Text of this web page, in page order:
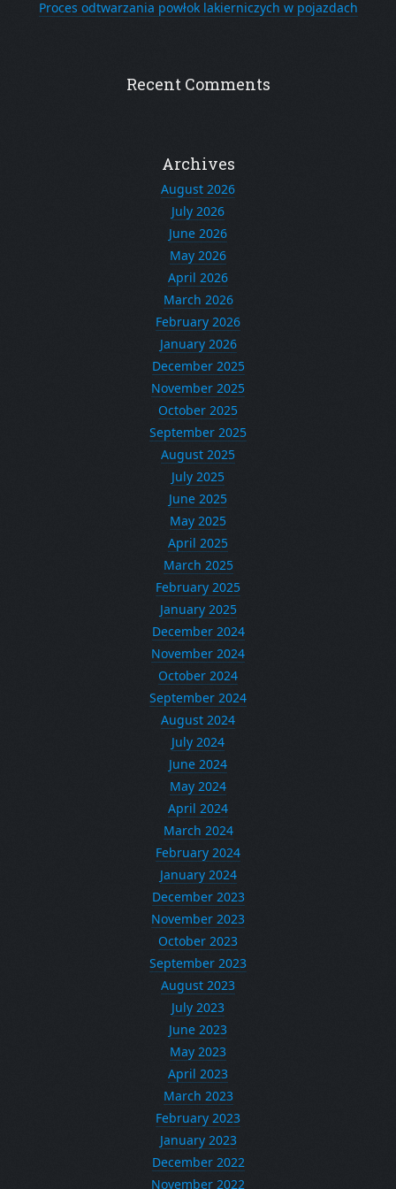
Proces odtwarzania powłok lakierniczych w pojazdach
Recent Comments
Archives
August 2026
July 2026
June 2026
May 2026
April 2026
March 2026
February 2026
January 2026
December 2025
November 2025
October 2025
September 2025
August 2025
July 2025
June 2025
May 2025
April 2025
March 2025
February 2025
January 2025
December 2024
November 2024
October 2024
September 2024
August 2024
July 2024
June 2024
May 2024
April 2024
March 2024
February 2024
January 2024
December 2023
November 2023
October 2023
September 2023
August 2023
July 2023
June 2023
May 2023
April 2023
March 2023
February 2023
January 2023
December 2022
November 2022